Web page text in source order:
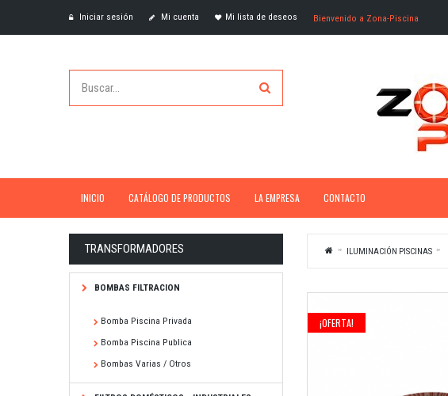
Iniciar sesión Mi cuenta Mi lista de deseos Bienvenido a Zona-Piscina
INICIO CATÁLOGO DE PRODUCTOS LA EMPRESA CONTACTO
TRANSFORMADORES
BOMBAS FILTRACION
Bomba Piscina Privada
Bomba Piscina Publica
Bombas Varias / Otros
ILUMINACIÓN PISCINAS
¡OFERTA!